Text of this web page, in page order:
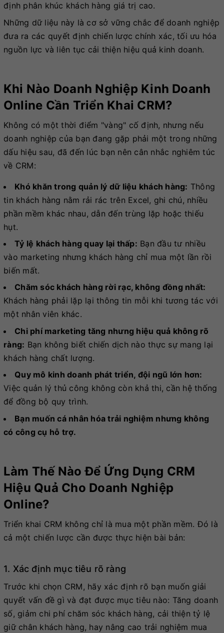
định phân khúc khách hàng giá trị cao.
Những dữ liệu này là cơ sở vững chắc để doanh nghiệp
đưa ra các quyết định chiến lược chính xác, tối ưu hóa
nguồn lực và liên tục cải thiện hiệu quả kinh doanh.
Khi Nào Doanh Nghiệp Kinh Doanh
Online Cần Triển Khai CRM?
Không có một thời điểm "vàng" cố định, nhưng nếu
doanh nghiệp của bạn đang gặp phải một trong những
dấu hiệu sau, đã đến lúc bạn nên cân nhắc nghiêm túc
về CRM:
Khó khăn trong quản lý dữ liệu khách hàng: Thông
tin khách hàng nằm rải rác trên Excel, ghi chú, nhiều
phần mềm khác nhau, dẫn đến trùng lặp hoặc thiếu
hụt.
Tỷ lệ khách hàng quay lại thấp: Bạn đầu tư nhiều
vào marketing nhưng khách hàng chỉ mua một lần rồi
biến mất.
Chăm sóc khách hàng rời rạc, không đồng nhất:
Khách hàng phải lặp lại thông tin mỗi khi tương tác với
một nhân viên khác.
Chi phí marketing tăng nhưng hiệu quả không rõ
ràng: Bạn không biết chiến dịch nào thực sự mang lại
khách hàng chất lượng.
Quy mô kinh doanh phát triển, đội ngũ lớn hơn:
Việc quản lý thủ công không còn khả thi, cần hệ thống
để đồng bộ quy trình.
Bạn muốn cá nhân hóa trải nghiệm nhưng không
có công cụ hỗ trợ.
Làm Thế Nào Để Ứng Dụng CRM
Hiệu Quả Cho Doanh Nghiệp
Online?
Triển khai CRM không chỉ là mua một phần mềm. Đó là
cả một chiến lược cần được thực hiện bài bản:
1. Xác định mục tiêu rõ ràng
Trước khi chọn CRM, hãy xác định rõ bạn muốn giải
quyết vấn đề gì và đạt được mục tiêu nào: Tăng doanh
số, giảm chi phí chăm sóc khách hàng, cải thiện tỷ lệ
giữ chân khách hàng, hay nâng cao trải nghiệm mua